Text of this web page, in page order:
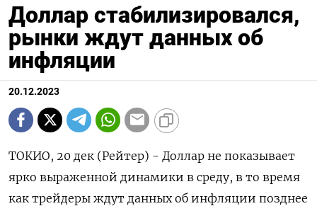
Доллар стабилизировался,
рынки ждут данных об
инфляции
20.12.2023
ТОКИО, 20 дек (Рейтер) - Доллар не показывает
ярко выраженной динамики в среду, в то время
как трейдеры ждут данных об инфляции позднее